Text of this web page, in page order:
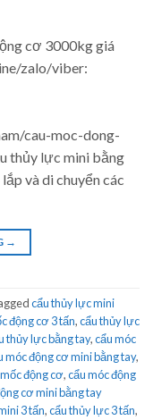
cơ 3000kg giá
zalo/viber:
cau-moc-dong-
thủy lực mini bằng
và di chuyển các
→
cẩu thủy lực mini
động cơ 3 tấn,cẩu thủy lực
thủy lực bằng tay,cẩu móc
móc động cơ mini bằng tay,
động cơ,cẩu móc động
cơ mini bằng tay
3 tấn,cẩu thủy lực 3 tấn,